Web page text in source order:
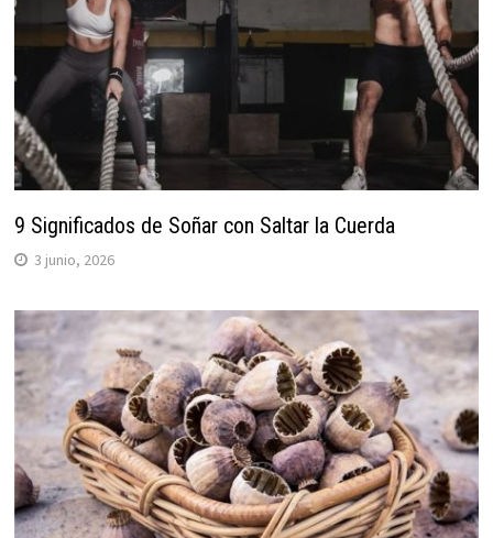
9 Significados de Soñar con Saltar la Cuerda
3 junio, 2026